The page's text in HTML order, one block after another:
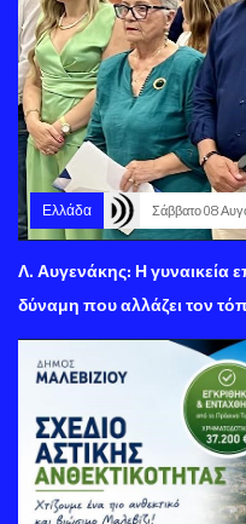
Ελλάδα Σάββατο 08
Λ. Αυγενάκης: Η γυναικεία
δύναμη που αλλάζει τον